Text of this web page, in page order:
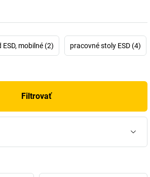
mobilné (2) pracovné stoly ESD (4)
Filtrovať